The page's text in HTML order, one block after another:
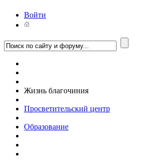
Войти
Жизнь благочиния
Просветительский центр
Образование